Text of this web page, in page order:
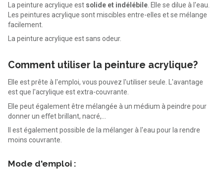
La peinture acrylique est solide et indélébile . Elle se dilue à l'eau.
Les peintures acrylique sont miscibles entre-elles et se mélange
facilement.
La peinture acrylique est sans odeur.
Comment utiliser la peinture acrylique?
Elle est prête à l'emploi, vous pouvez l'utiliser seule. L'avantage
est que l'acrylique est extra-couvrante.
Elle peut également être mélangée à un médium à peindre pour
donner un effet brillant, nacré,...
Il est également possible de la mélanger à l'eau pour la rendre
moins couvrante.
Mode d'emploi :